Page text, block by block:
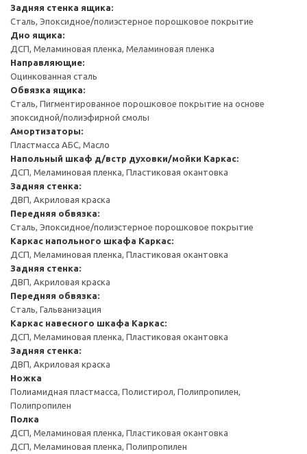
Задняя стенка ящика:
Сталь, Эпоксидное/полиэстерное порошковое покрытие
Дно ящика:
ДСП, Меламиновая пленка, Меламиновая пленка
Направляющие:
Оцинкованная сталь
Обвязка ящика:
Сталь, Пигментированное порошковое покрытие на основе
эпоксидной/полиэфирной смолы
Амортизаторы:
Пластмасса АБС, Масло
Напольный шкаф д/встр духовки/мойки Каркас:
ДСП, Меламиновая пленка, Пластиковая окантовка
Задняя стенка:
ДВП, Акриловая краска
Передняя обвязка:
Сталь, Эпоксидное/полиэстерное порошковое покрытие
Каркас напольного шкафа Каркас:
ДСП, Меламиновая пленка, Пластиковая окантовка
Задняя стенка:
ДВП, Акриловая краска
Передняя обвязка:
Сталь, Гальванизация
Каркас навесного шкафа Каркас:
ДСП, Меламиновая пленка, Пластиковая окантовка
Задняя стенка:
ДВП, Акриловая краска
Ножка
Полиамидная пластмасса, Полистирол, Полипропилен,
Полипропилен
Полка
ДСП, Меламиновая пленка, Пластиковая окантовка
ДСП, Меламиновая пленка, Полипропилен